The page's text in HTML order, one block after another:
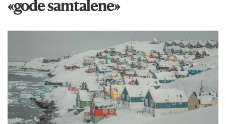
«gode samtalene»